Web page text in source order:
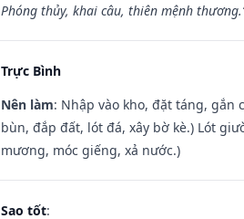
Phóng thủy, khai câu, thiên mệnh
Trực Bình
Nên làm: Nhập vào kho, đặt táng, gắn
bùn, đắp đất, lót đá, xây bờ kè.) Lót
mương, móc giếng, xả nước.)
Sao tốt: